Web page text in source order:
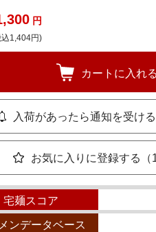
円
込1,404円)
カートに入れる
入荷があったら通知を受ける
お気に入りに登録する（
宅麺スコア
ンデータベース